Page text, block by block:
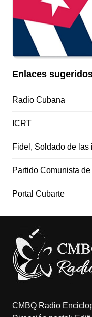
Enlaces
Radio Cubana
ICRT
Fidel, Soldado de las
Partido Comunista
Portal Cubarte
CMBQ Radio